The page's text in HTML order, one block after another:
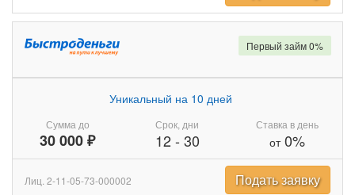
Сумма до
30 000 ₽
Уникальный на 10 дней
Срок, дни
12- 30
Ставка в день
от0%
Первый займ 0%
Лиц. 2-11-05-73-000002 Подать заявку